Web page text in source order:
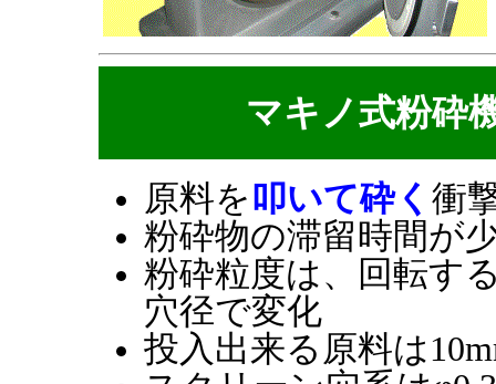
マキノ式粉砕
原料を 叩いて砕く 衝
粉砕物の滞留時間が
粉砕粒度は、回転す
穴径で変化
投入出来る原料は